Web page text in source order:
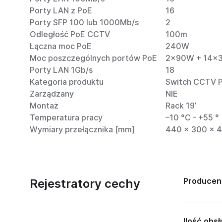
Porty LAN z PoE
16
Porty SFP 100 lub 1000Mb/s
2
Odległość PoE CCTV
100m
Łączna moc PoE
240W
Moc poszczególnych portów PoE
2x90W +
Porty LAN 1Gb/s
18
Kategoria produktu
Switch CCTV
Zarządzany
NIE
Montaż
Rack 19’
Temperatura pracy
–10 °C - +55 °
Wymiary przełącznika [mm]
440 × 300 ×
Rejestratory cechy